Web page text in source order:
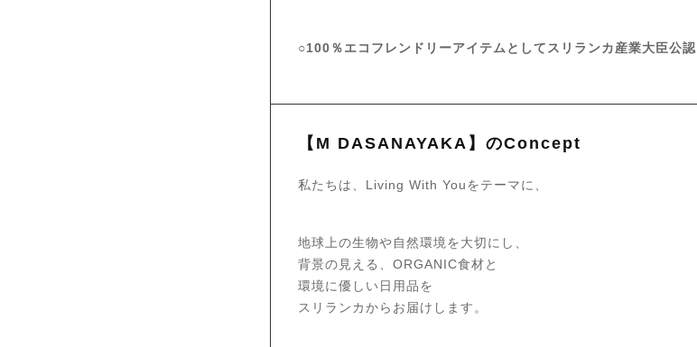
○100％エコフレンドリーアイテムとしてスリランカ産業大臣公認
【M DASANAYAKA】のConcept
私たちは、Living With Youをテーマに、
地球上の生物や自然環境を大切にし、
背景の見える、ORGANIC食材と
環境に優しい日用品を
スリランカからお届けします。